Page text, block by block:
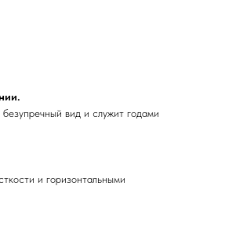
вид и служит годами
и горизонтальными